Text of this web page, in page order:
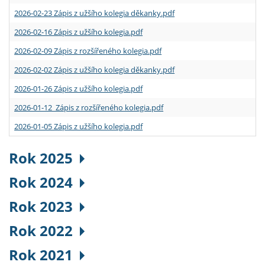
2026-02-23 Zápis z užšího kolegia děkanky.pdf
2026-02-16 Zápis z užšího kolegia.pdf
2026-02-09 Zápis z rozšířeného kolegia.pdf
2026-02-02 Zápis z užšího kolegia děkanky.pdf
2026-01-26 Zápis z užšího kolegia.pdf
2026-01-12 Zápis z rozšířeného kolegia.pdf
2026-01-05 Zápis z užšího kolegia.pdf
Rok 2025
Rok 2024
Rok 2023
Rok 2022
Rok 2021